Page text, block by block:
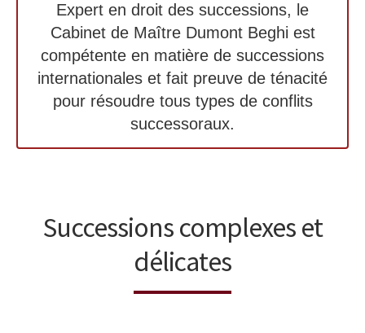
Expert en droit des successions, le
Cabinet de Maître Dumont Beghi est
compétente en matière de successions
internationales et fait preuve de ténacité
pour résoudre tous types de conflits
successoraux.
Successions complexes et
délicates